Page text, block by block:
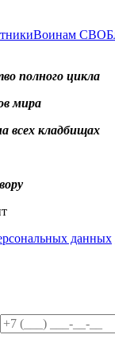
Воинам СВО
полного цикла
мира
всех кладбищах
данных